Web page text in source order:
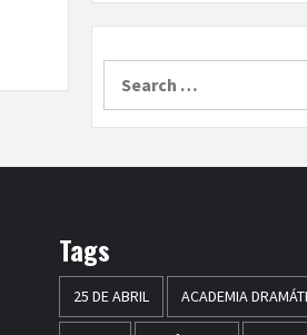
Tags
25 DE ABRIL ACADEMIA